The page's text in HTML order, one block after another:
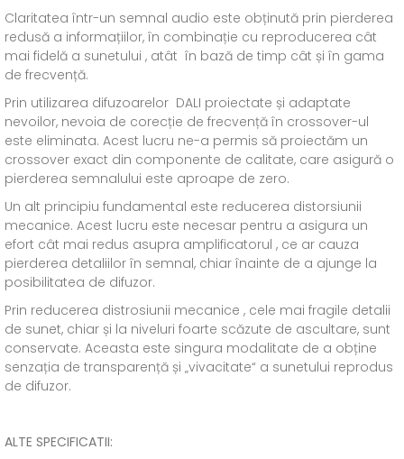
Claritatea într-un semnal audio este obținută prin pierderea
redusă a informațiilor, în combinație cu reproducerea cât
mai fidelă a sunetului , atât în bază de timp cât și în gama
de frecvență.
Prin utilizarea difuzoarelor DALI proiectate și adaptate
nevoilor, nevoia de corecție de frecvență în crossover-ul
este eliminata. Acest lucru ne-a permis să proiectăm un
crossover exact din componente de calitate, care asigură o
pierderea semnalului este aproape de zero.
Un alt principiu fundamental este reducerea distorsiunii
mecanice. Acest lucru este necesar pentru a asigura un
efort cât mai redus asupra amplificatorul , ce ar cauza
pierderea detaliilor în semnal, chiar înainte de a ajunge la
posibilitatea de difuzor.
Prin reducerea distrosiunii mecanice , cele mai fragile detalii
de sunet, chiar și la niveluri foarte scăzute de ascultare, sunt
conservate. Aceasta este singura modalitate de a obține
senzația de transparență și „vivacitate“ a sunetului reprodus
de difuzor.
ALTE SPECIFICATII: